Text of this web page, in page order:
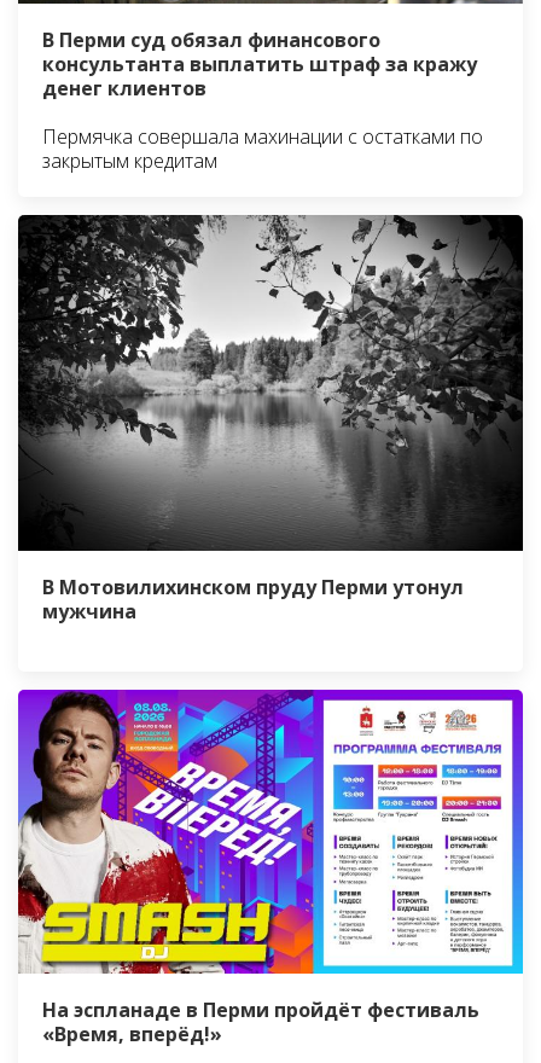
В Перми суд обязал финансового
консультанта выплатить штраф за кражу
денег клиентов
Пермячка совершала махинации с остатками по
закрытым кредитам
В Мотовилихинском пруду Перми утонул
мужчина
На эспланаде в Перми пройдёт фестиваль
«Время, вперёд!»